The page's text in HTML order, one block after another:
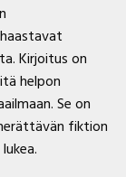
Kirjoitus on
helpon
Se on
fiktion